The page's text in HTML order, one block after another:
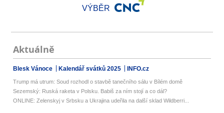
VÝBĚR
Aktuálně
Blesk Vánoce Kalendář svátků 2025 INFO.cz
Trump má utrum: Soud rozhodl o stavbě tanečního sálu v Bílém domě
Sezemský: Ruská raketa v Polsku. Babiš za ním stojí a co dál?
ONLINE: Zelenskyj v Srbsku a Ukrajina udeřila na další sklad Wildberri...